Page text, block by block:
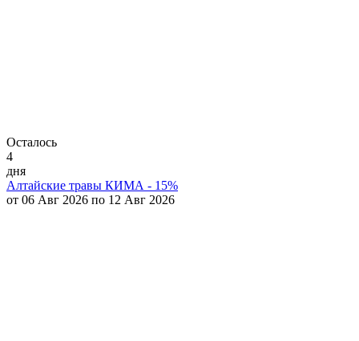
Осталось
4
дня
Алтайские травы КИМА - 15%
от 06 Авг 2026 по 12 Авг 2026